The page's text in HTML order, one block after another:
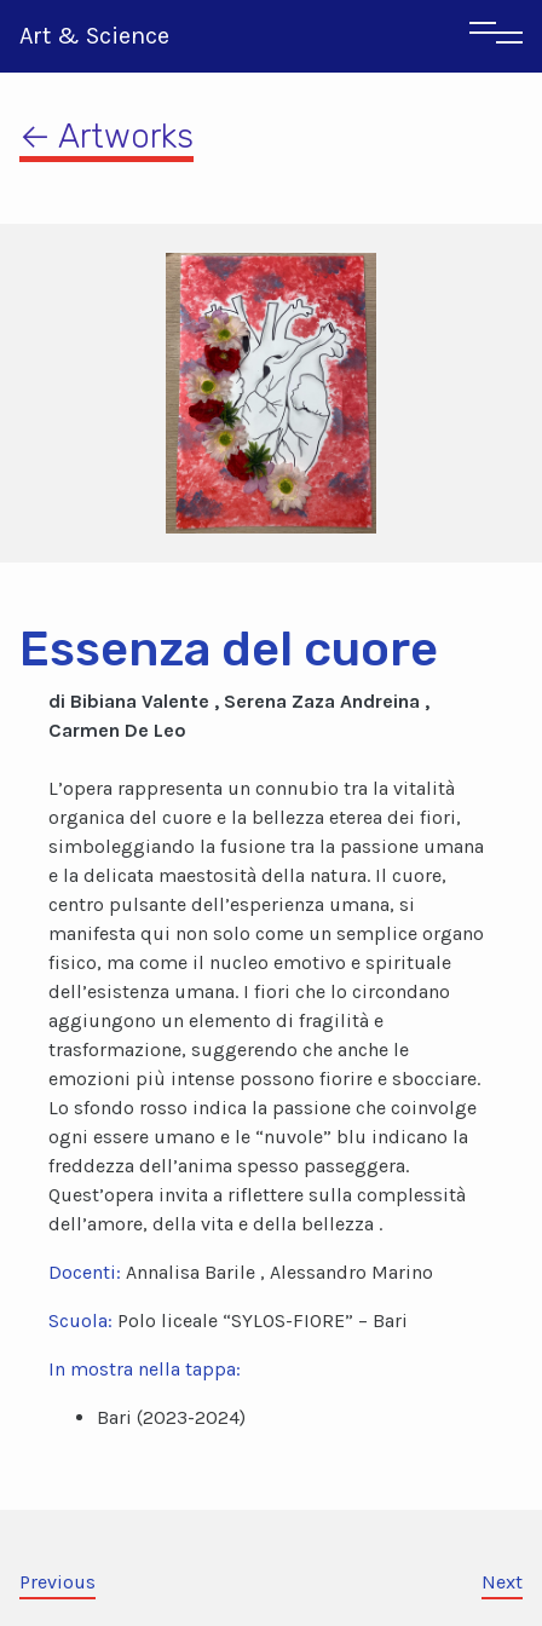
Art & Science
Ιταλικα
← Artworks
Essenza del cuore
di Bibiana Valente , Serena Zaza Andreina ,
Carmen De Leo
L’opera rappresenta un connubio tra la vitalità
organica del cuore e la bellezza eterea dei fiori,
simboleggiando la fusione tra la passione umana
e la delicata maestosità della natura. Il cuore,
centro pulsante dell’esperienza umana, si
manifesta qui non solo come un semplice organo
fisico, ma come il nucleo emotivo e spirituale
dell’esistenza umana. I fiori che lo circondano
aggiungono un elemento di fragilità e
trasformazione, suggerendo che anche le
emozioni più intense possono fiorire e sbocciare.
Lo sfondo rosso indica la passione che coinvolge
ogni essere umano e le “nuvole” blu indicano la
freddezza dell’anima spesso passeggera.
Quest’opera invita a riflettere sulla complessità
dell’amore, della vita e della bellezza .
Docenti: Annalisa Barile , Alessandro Marino
Scuola: Polo liceale “SYLOS-FIORE” – Bari
In mostra nella tappa:
Bari (2023-2024)
Previous Next